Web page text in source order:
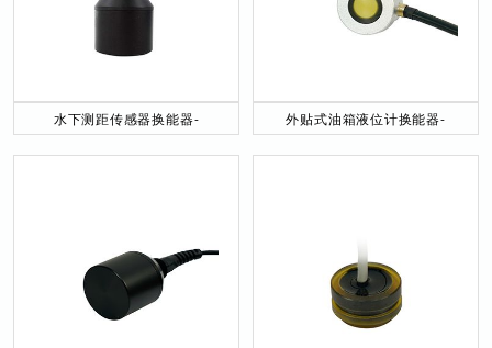
水下测距传感器换能器-
外贴式油箱液位计换能器-